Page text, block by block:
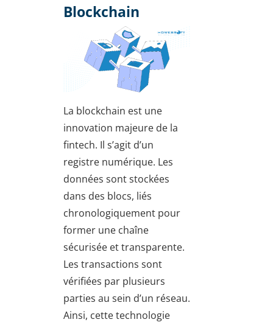
Blockchain
La blockchain est une
innovation majeure de la
fintech. Il s’agit d’un
registre numérique. Les
données sont stockées
dans des blocs, liés
chronologiquement pour
former une chaîne
sécurisée et transparente.
Les transactions sont
vérifiées par plusieurs
parties au sein d’un réseau.
Ainsi, cette technologie